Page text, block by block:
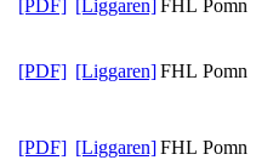
[PDF] [Liggaren]FHL Pomn
[PDF] [Liggaren]FHL Pomn
[PDF] [Liggaren]FHL Pomn